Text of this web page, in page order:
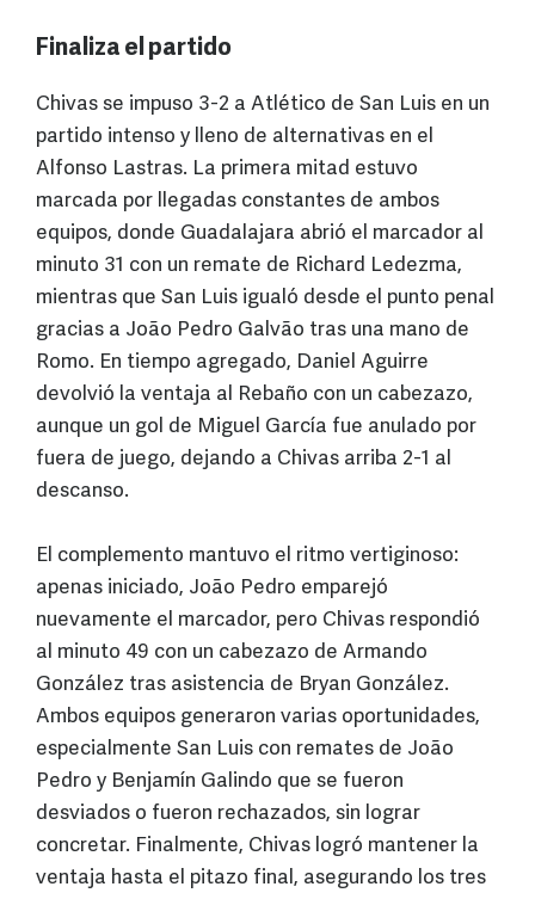
Finaliza el partido
Chivas se impuso 3-2 a Atlético de San Luis en un
partido intenso y lleno de alternativas en el
Alfonso Lastras. La primera mitad estuvo
marcada por llegadas constantes de ambos
equipos, donde Guadalajara abrió el marcador al
minuto 31 con un remate de Richard Ledezma,
mientras que San Luis igualó desde el punto penal
gracias a João Pedro Galvão tras una mano de
Romo. En tiempo agregado, Daniel Aguirre
devolvió la ventaja al Rebaño con un cabezazo,
aunque un gol de Miguel García fue anulado por
fuera de juego, dejando a Chivas arriba 2-1 al
descanso.
El complemento mantuvo el ritmo vertiginoso:
apenas iniciado, João Pedro emparejó
nuevamente el marcador, pero Chivas respondió
al minuto 49 con un cabezazo de Armando
González tras asistencia de Bryan González.
Ambos equipos generaron varias oportunidades,
especialmente San Luis con remates de João
Pedro y Benjamín Galindo que se fueron
desviados o fueron rechazados, sin lograr
concretar. Finalmente, Chivas logró mantener la
ventaja hasta el pitazo final, asegurando los tres